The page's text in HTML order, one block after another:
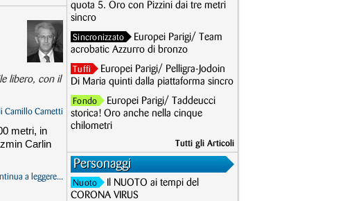
libero, con il
Camillo Cametti
metri, in
Carlin
a leggere...
quota 5. Oro con Pizzini dai tre metri
sincro
Sincronizzato
Europei Parigi/ Team
acrobatic Azzurro di bronzo
Tuffi
Europei Parigi/ Pelligra-Jodoin
Di Maria quinti dalla piattaforma sincro
Fondo
Europei Parigi/ Taddeucci
storica! Oro anche nella cinque
chilometri
Tutti gli Articoli
Personaggi
Nuoto
Il NUOTO ai tempi del
CORONA VIRUS